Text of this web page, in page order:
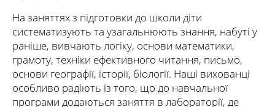
На заняттях з підготовки до школи діти
систематизують та узагальнюють знання, набуті у
раніше, вивчають логіку, основи математики,
грамоту, техніки ефективного читання, письмо,
основи географії, історії, біології. Наші вихованці
особливо радіють із того, що до навчальної
програми додаються заняття в лабораторії, де